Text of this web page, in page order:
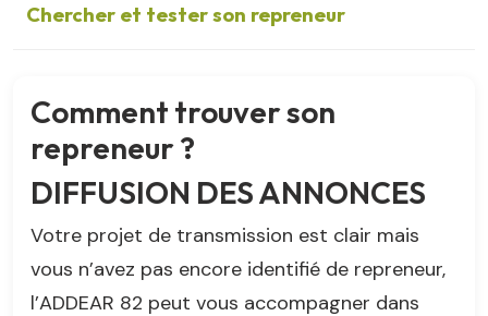
Chercher et tester son repreneur
Comment trouver son
repreneur ?
DIFFUSION DES ANNONCES
Votre projet de transmission est clair mais
vous n’avez pas encore identifié de repreneur,
l’ADDEAR 82 peut vous accompagner dans